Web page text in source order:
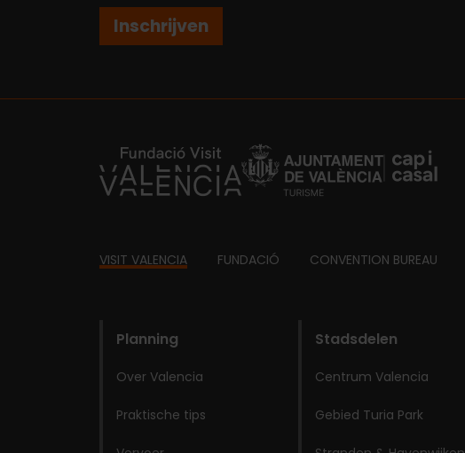
Inschrijven
https://fundacion.visitvalencia.com/
Footer
VISIT VALENCIA FUNDACIÓ CONVENTION BUREAU
Planning
Over Valencia
Praktische tips
Stadsdelen
Centrum Valencia
Gebied Turia Park